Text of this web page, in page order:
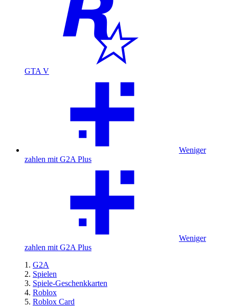
GTA V
Weniger
zahlen mit G2A Plus
Weniger
zahlen mit G2A Plus
G2A
Spielen
Spiele-Geschenkkarten
Roblox
Roblox Card